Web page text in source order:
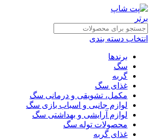
انتخاب دسته بندی
برندها
سگ
گربه
غذای سگ
مکمل، تشویقی و درمانی سگ
لوازم جانبی و اسباب بازی سگ
لوازم آرایشی و بهداشتی سگ
محصولات توله سگ
غذای گربه